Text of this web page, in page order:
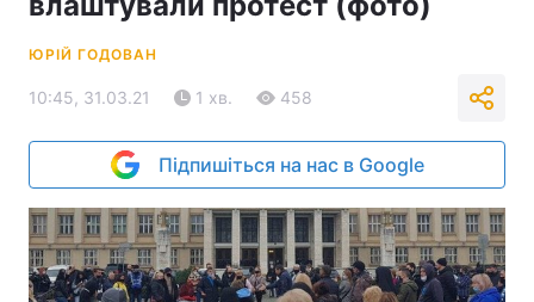
ЮРІЙ ГОДОВАН
10:45, 31.03.21 1 хв. 458
Підпишіться на нас в Google